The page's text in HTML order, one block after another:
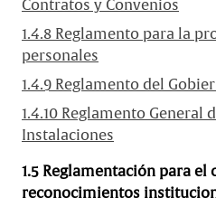
Contratos y Convenios
1.4.8 Reglamento para la
personales
1.4.9 Reglamento del
1.4.10 Reglamento General
Instalaciones
1.5 Reglamentación para
reconocimientos